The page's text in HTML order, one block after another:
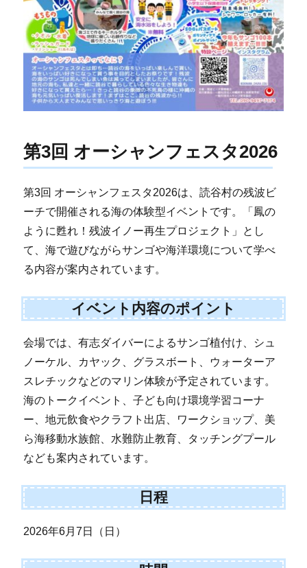
第3回 オーシャンフェスタ2026
第3回 オーシャンフェスタ2026は、読谷村の残波ビ
ーチで開催される海の体験型イベントです。「鳳の
ように甦れ！残波イノー再生プロジェクト」とし
て、海で遊びながらサンゴや海洋環境について学べ
る内容が案内されています。
イベント内容のポイント
会場では、有志ダイバーによるサンゴ植付け、シュ
ノーケル、カヤック、グラスボート、ウォーターア
スレチックなどのマリン体験が予定されています。
海のトークイベント、子ども向け環境学習コーナ
ー、地元飲食やクラフト出店、ワークショップ、美
ら海移動水族館、水難防止教育、タッチングプール
なども案内されています。
日程
2026年6月7日（日）